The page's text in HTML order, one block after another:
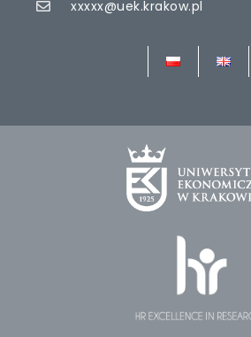
xxxxx@uek.krakow.pl